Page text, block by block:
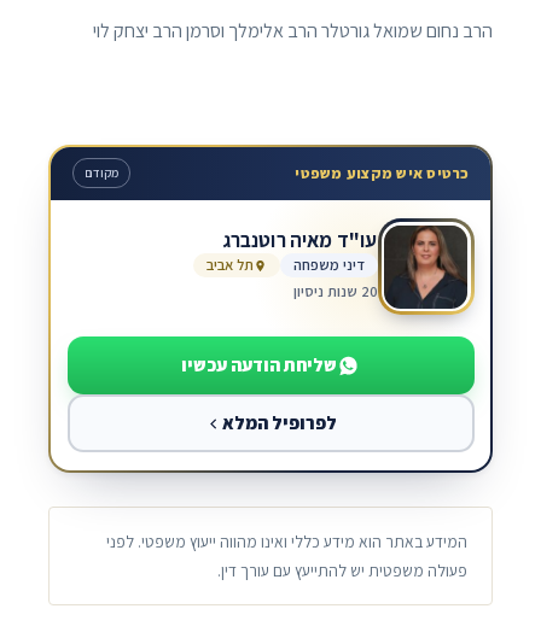
הרב נחום שמואל גורטלר הרב אלימלך וסרמן הרב יצחק לוי
כרטיס איש מקצוע משפטי מקודם
עו"ד מאיה רוטנברג
דיני משפחה
תל אביב
20 שנות ניסיון
שליחת הודעה עכשיו
לפרופיל המלא
המידע באתר הוא מידע כללי ואינו מהווה ייעוץ משפטי. לפני
פעולה משפטית יש להתייעץ עם עורך דין.